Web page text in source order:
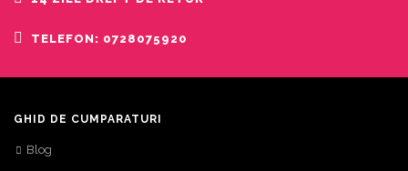
TELEFON: 0728075920
GHID DE CUMPARATURI
Blog